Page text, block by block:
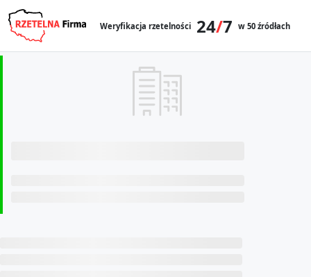
Weryfikacja rzetelności 24/7 w 50 źródłach